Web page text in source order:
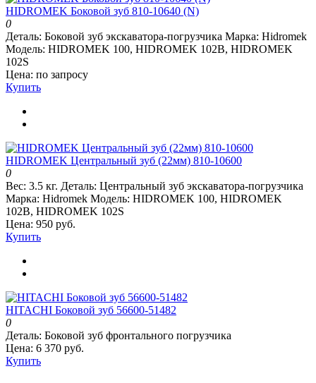
HIDROMEK Боковой зуб 810-10640 (N)
0
Деталь: Боковой зуб экскаватора-погрузчика Марка: Hidromek
Модель: HIDROMEK 100, HIDROMEK 102B, HIDROMEK
102S
Цена: по запросу
Купить
HIDROMEK Центральный зуб (22мм) 810-10600
0
Вес: 3.5 кг. Деталь: Центральный зуб экскаватора-погрузчика
Марка: Hidromek Модель: HIDROMEK 100, HIDROMEK
102B, HIDROMEK 102S
Цена: 950 руб.
Купить
HITACHI Боковой зуб 56600-51482
0
Деталь: Боковой зуб фронтального погрузчика
Цена: 6 370 руб.
Купить